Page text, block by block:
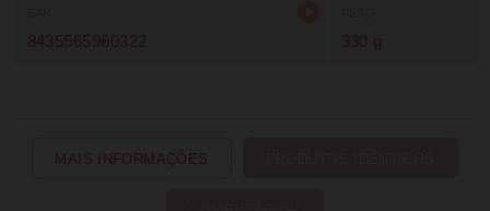
8435565960322 330 g
MAIS INFORMAÇÕES